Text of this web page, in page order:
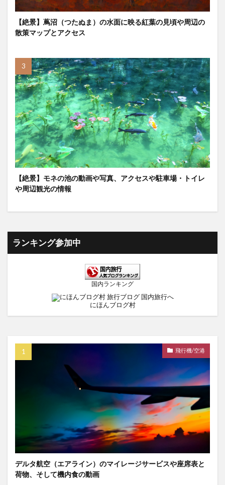
【絶景】蔦沼（つたぬま）の水面に映る紅葉の見頃や周辺の
散策マップとアクセス
【絶景】モネの池の動画や写真、アクセスや駐車場・トイレ
や周辺観光の情報
ランキング参加中
国内ランキング
にほんブログ村
飛行機/空港
デルタ航空（エアライン）のマイレージサービスや座席表と
荷物、そして機内食の動画